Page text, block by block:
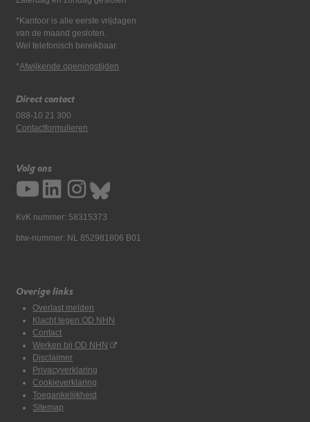
*Kantoor is alle eerste vrijdagen
van de maand gesloten.
Wel telefonisch bereikbaar.
*Afwijkende openingstijden
Direct contact
088-10 21 300
Contactformulieren
Volg ons
KvK nummer: 58315373
btw-nummer: NL 852981806 B01
Overige links
Overlast melden
Klacht tegen OD NHN
Contact
Werken bij OD NHN
Disclaimer
Privacyverklaring
Cookieverklaring
Toegankelijkheid
Sitemap